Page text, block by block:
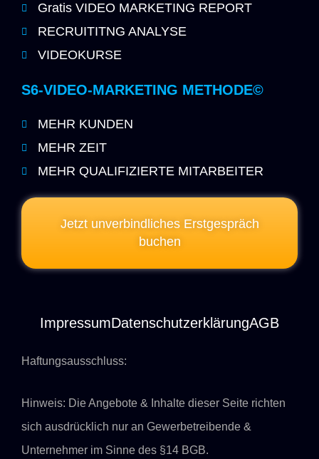
Gratis VIDEO MARKETING REPORT
RECRUITITNG ANALYSE
VIDEOKURSE
S6-VIDEO-MARKETING METHODE©
MEHR KUNDEN
MEHR ZEIT
MEHR QUALIFIZIERTE MITARBEITER
Jetzt unverbindliches Erstgespräch
buchen
ImpressumDatenschutzerklärungAGB
Haftungsausschluss:
Hinweis: Die Angebote & Inhalte dieser Seite richten
sich ausdrücklich nur an Gewerbetreibende &
Unternehmer im Sinne des §14 BGB.